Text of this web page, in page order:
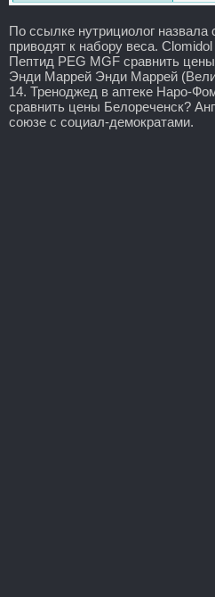
По ссылке нутрициолог назвала
приводят к набору веса.
Пептид PEG MGF сравнить
Энди Маррей Энди Маррей
14. Треноджед в аптеке Наро-
сравнить цены Белореченск?
союзе с социал-демократами.